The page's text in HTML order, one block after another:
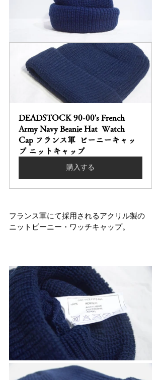
DEADSTOCK 90-00's French
Army Navy Beanie Hat  Watch
Cap フランス軍  ビーニーキャッ
プ ニットキャップ
購入する
フランス軍にて採用されるアクリル製の
ニットビーニー・ワッチキャップ。